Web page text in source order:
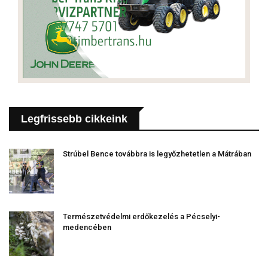
Legfrissebb cikkeink
Strúbel Bence továbbra is legyőzhetetlen a Mátrában
Természetvédelmi erdőkezelés a Pécselyi-
medencében